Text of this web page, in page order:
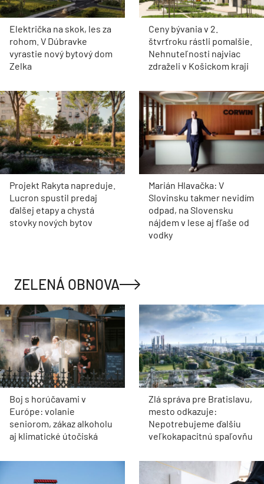
rekonštrukcia rodinného
domu cenu za
architektúru?
k realizácii. Pronea
Academy získala kľúčovú
budovu
Akadémia praxe v
spoločnosti Klimak: Zo
školských lavíc rovno na
prestížne stavby
Filiálka nie je lokálny spor,
je to kapacitná otázka
železničného uzla
Bratislava
Historický viadukt v
Zürichu získal nové
mostné ložiská a
dilatačné závery
Stroje Swietelsky skrátili
modernizáciu trate
Karlštejn – Beroun o pol
roka
DEVELOPMENT